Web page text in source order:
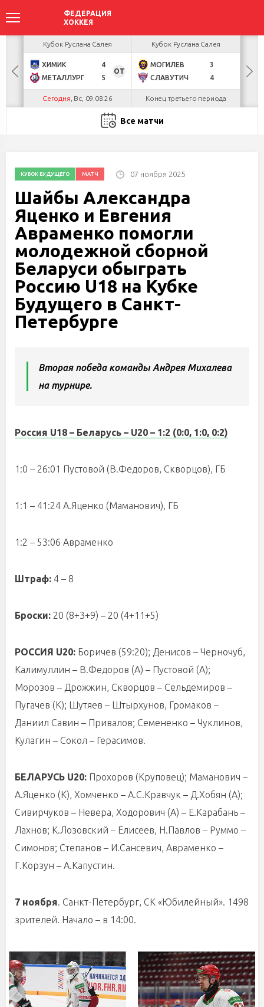
Кубок Руслана Салея
ХИМИК
4
МЕТАЛЛУРГ
5
ОТ
Сегодня , Вс, 09.08.26
Кубок Руслана Салея
МОГИЛЕВ
3
СЛАВУТИЧ
4
Конец третьего периода
Все матчи
КУБОК БУДУЩЕГО МАТЧ 07 ноября 2025
Шайбы Александра
Яценко и Евгения
Авраменко помогли
молодежной сборной
Беларуси обыграть
Россию U18 на Кубке
Будущего в Санкт-
Петербурге
Вторая победа команды Андрея Михалева
на турнире.
Россия U18 – Беларусь – U20 – 1:2 (0:0, 1:0, 0:2)
1:0 – 26:01 Пустовой (В.Федоров, Скворцов), ГБ
1:1 – 41:24 А.Яценко (Маманович), ГБ
1:2 – 53:06 Авраменко
Штраф: 4 – 8
Броски: 20 (8+3+9) – 20 (4+11+5)
РОССИЯ U20: Боричев (59:20); Денисов – Черночуб,
Калимуллин – В.Федоров (А) – Пустовой (А);
Морозов – Дрожжин, Скворцов – Сельдемиров –
Пугачев (К); Шутяев – Штырхунов, Громаков –
Даниил Савин – Привалов; Семененко – Чуклинов,
Кулагин – Сокол – Герасимов.
БЕЛАРУСЬ U20: Прохоров (Круповец); Маманович –
А.Яценко (К), Хомченко – А.С.Кравчук – Д.Хобян (А);
Сивирчуков – Невера, Ходорович (А) – Е.Карабань –
Лахнов; К.Лозовский – Елисеев, Н.Павлов – Руммо –
Симонов; Степанов – И.Сансевич, Авраменко –
Г.Корзун – А.Капустин.
7 ноября. Санкт-Петербург, СК «Юбилейный». 1498
зрителей. Начало – в 14:00.